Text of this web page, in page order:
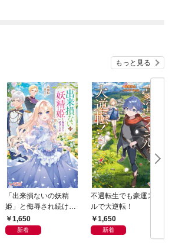
もっと見る
「出来損ないの妖精
姫」と侮辱され続けた
私1,650
新着
不遇転生でも豪運スキ
ルで大逆転！
1,650
新着